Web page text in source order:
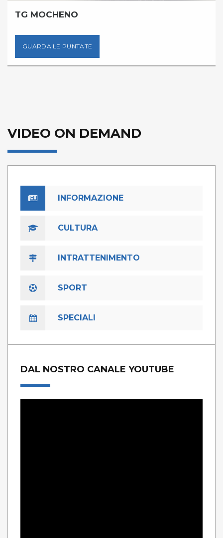
TG MOCHENO
GUARDA LE PUNTATE
VIDEO ON DEMAND
INFORMAZIONE
CULTURA
INTRATTENIMENTO
SPORT
SPECIALI
DAL NOSTRO CANALE YOUTUBE